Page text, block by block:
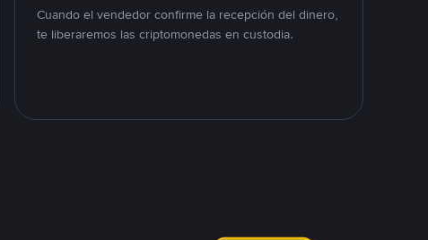
Cuando el vendedor confirme la recepción del dinero,
te liberaremos las criptomonedas en custodia.